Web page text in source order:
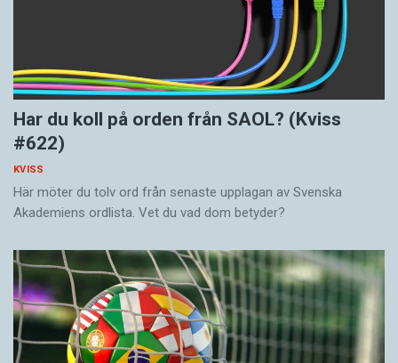
Har du koll på orden från SAOL? (Kviss
#622)
KVISS
Här möter du tolv ord från senaste upplagan av Svenska
Akademiens ordlista. Vet du vad dom betyder?